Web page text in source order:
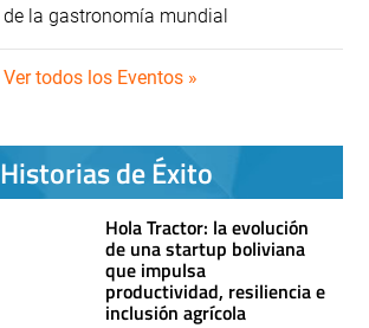
de la gastronomía mundial
Ver todos los Eventos »
Historias de Éxito
Hola Tractor: la evolución
de una startup boliviana
que impulsa
productividad, resiliencia e
inclusión agrícola